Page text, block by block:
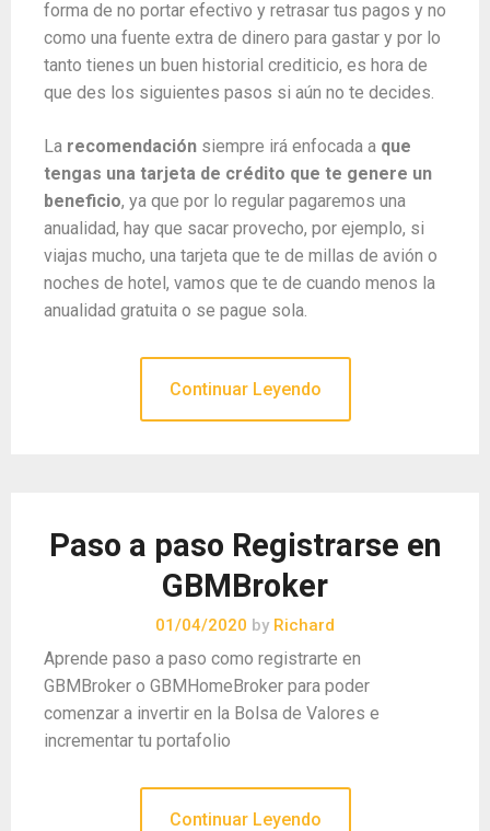
forma de no portar efectivo y retrasar tus pagos y no
como una fuente extra de dinero para gastar y por lo
tanto tienes un buen historial crediticio, es hora de
que des los siguientes pasos si aún no te decides.
La recomendación siempre irá enfocada a que
tengas una tarjeta de crédito que te genere un
beneficio, ya que por lo regular pagaremos una
anualidad, hay que sacar provecho, por ejemplo, si
viajas mucho, una tarjeta que te de millas de avión o
noches de hotel, vamos que te de cuando menos la
anualidad gratuita o se pague sola.
Continuar Leyendo
Paso a paso Registrarse en
GBMBroker
01/04/2020 by Richard
Aprende paso a paso como registrarte en
GBMBroker o GBMHomeBroker para poder
comenzar a invertir en la Bolsa de Valores e
incrementar tu portafolio
Continuar Leyendo